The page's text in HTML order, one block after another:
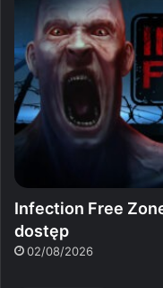
Infection Free
dostęp
02/08/2026